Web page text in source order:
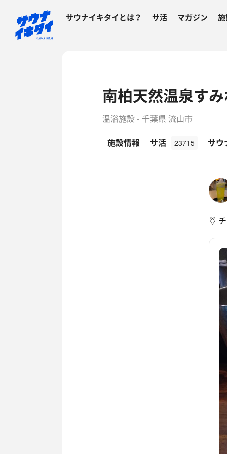
サウナイキタイとは？ サ活 マガジン
南柏天然温泉す
温浴施設 - 千葉県 流山市
施設情報
サ活 23715 サウ